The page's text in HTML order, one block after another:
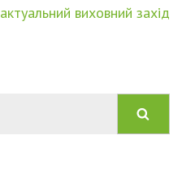
актуальний виховний захід